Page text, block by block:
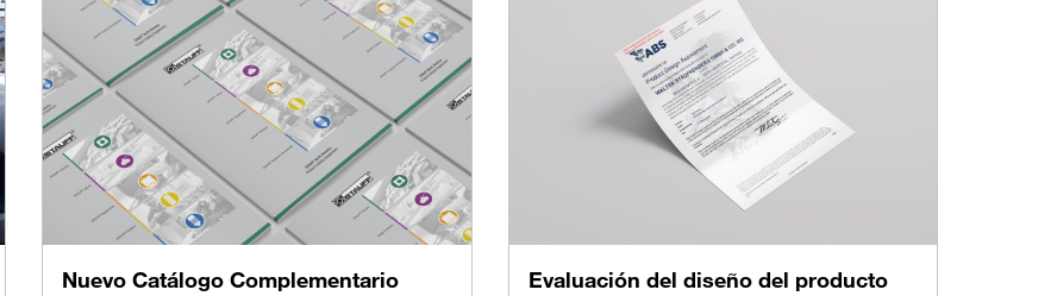
Nuevo Catálogo Complementario
Evaluación del diseño del producto